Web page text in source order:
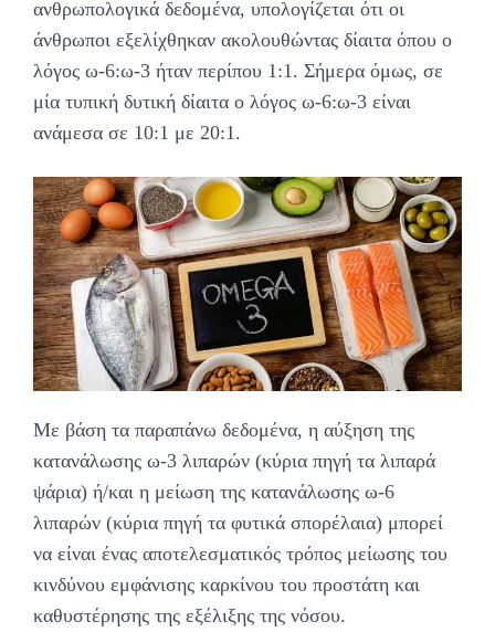
ανθρωπολογικά δεδομένα, υπολογίζεται ότι οι
άνθρωποι εξελίχθηκαν ακολουθώντας δίαιτα όπου ο
λόγος ω-6:ω-3 ήταν περίπου 1:1. Σήμερα όμως, σε
μία τυπική δυτική δίαιτα ο λόγος ω-6:ω-3 είναι
ανάμεσα σε 10:1 με 20:1.
Με βάση τα παραπάνω δεδομένα, η αύξηση της
κατανάλωσης ω-3 λιπαρών (κύρια πηγή τα λιπαρά
ψάρια) ή/και η μείωση της κατανάλωσης ω-6
λιπαρών (κύρια πηγή τα φυτικά σπορέλαια) μπορεί
να είναι ένας αποτελεσματικός τρόπος μείωσης του
κινδύνου εμφάνισης καρκίνου του προστάτη και
καθυστέρησης της εξέλιξης της νόσου.